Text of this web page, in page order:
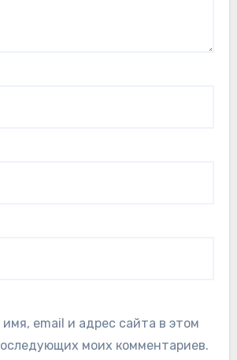
email и адрес сайта в этом
моих комментариев.